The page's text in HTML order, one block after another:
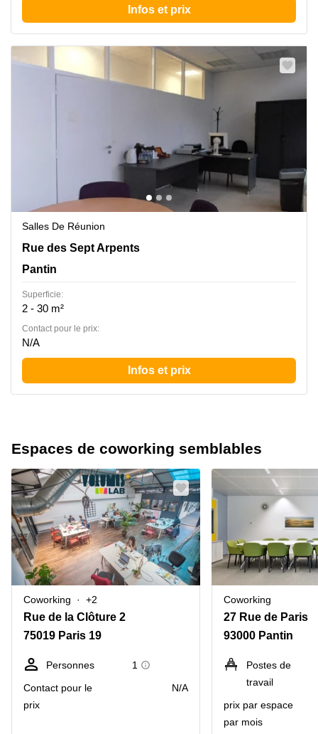
Infos et prix
Salles De Réunion
42 Rue des Sept Arpents, Pantin, Pantin
Rue des Sept Arpents
Pantin
Superficie:
2 - 30 m²
Contact pour le prix:
N/A
Infos et prix
Espaces de coworking semblables
Coworking +2
Rue de la Clôture 2
75019 Paris 19
Personnes
1
Contact pour le
prix
N/A
Coworking
27 Rue de Paris
93000 Pantin
Postes de
travail
prix par espace
par mois